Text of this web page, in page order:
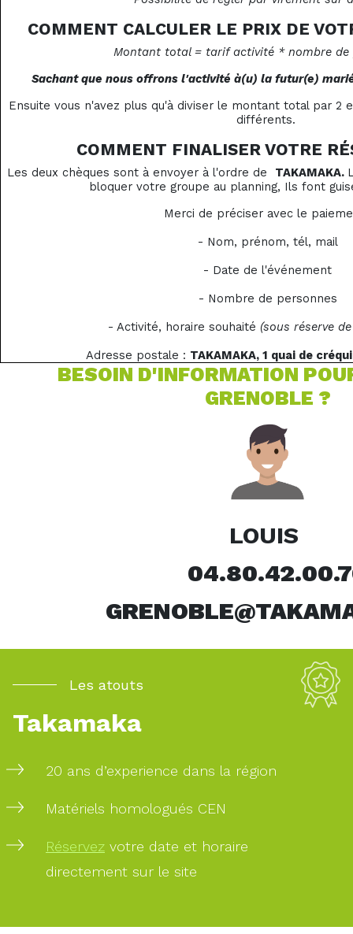
COMMENT CALCULER LE PRIX DE
Montant total = tarif activité * nombre
Sachant que nous offrons l'activité à(u) la futur(e)
Ensuite vous n'avez plus qu'à diviser le montant total par 2
différents.
COMMENT FINALISER VOTRE
Les deux chèques sont à envoyer à l'ordre de TAKAMAKA.
bloquer votre groupe au planning, Ils font
Merci de préciser avec le
- Nom, prénom, tél, mail
- Date de l'événement
- Nombre de personnes
- Activité, horaire souhaité (sous réserve
Adresse postale : TAKAMAKA, 1 quai de
BESOIN D'INFORMATION
GRENOBLE ?
LOUIS
Les atouts
Takamaka
20 ans d’experience dans la région
Matériels homologués CEN
Réservez votre date et horaire
directement sur le site